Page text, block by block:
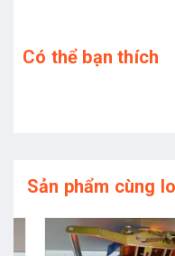
Có thể bạn thích
Sản phẩm cùng